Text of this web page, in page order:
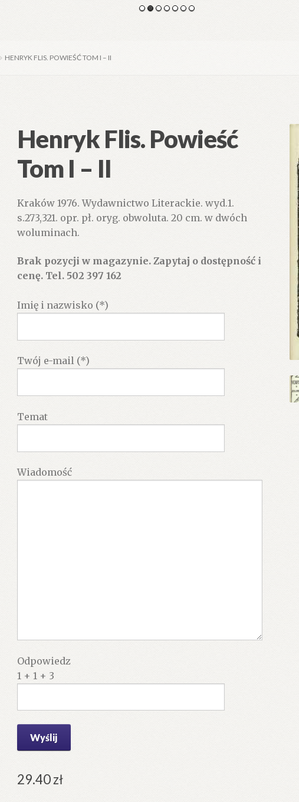
HENRYK FLIS. POWIEŚĆ TOM I – II
Henryk Flis. Powieść
Tom I – II
Kraków 1976. Wydawnictwo Literackie. wyd.1.
s.273,321. opr. pł. oryg. obwoluta. 20 cm. w dwóch
woluminach.
Brak pozycji w magazynie. Zapytaj o dostępność i
cenę. Tel. 502 397 162
Imię i nazwisko (*)
Twój e-mail (*)
Temat
Wiadomość
Odpowiedz
1 + 1 + 3
29.40zł